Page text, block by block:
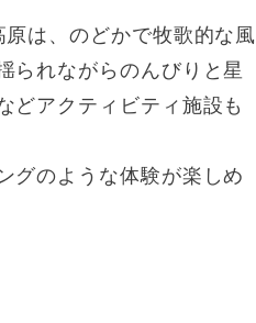
は、のどかで牧歌的な風
られながらのんびりと星
どアクティビティ施設も
グのような体験が楽しめ